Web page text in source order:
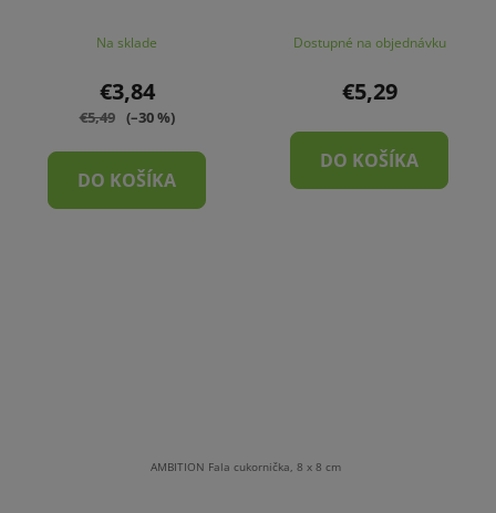
Na sklade
€3,84
€5,49 (–30 %)
DO KOŠÍKA
Dostupné na objednávku
€5,29
DO KOŠÍKA
AMBITION Fala cukornička, 8 x 8 cm